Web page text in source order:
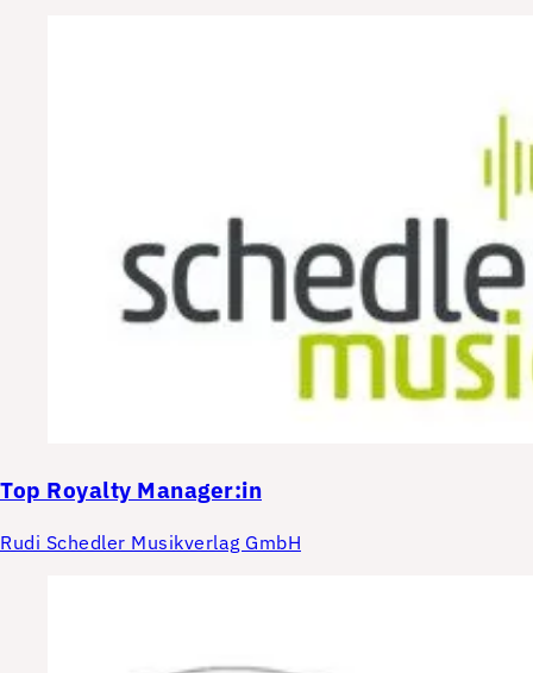
Top Royalty Manager:in
Rudi Schedler Musikverlag GmbH